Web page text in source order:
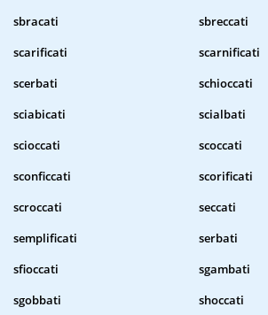
sbracati
sbreccati
scarificati
scarnificati
scerbati
schioccati
sciabicati
scialbati
scioccati
scoccati
sconficcati
scorificati
scroccati
seccati
semplificati
serbati
sfioccati
sgambati
sgobbati
shoccati